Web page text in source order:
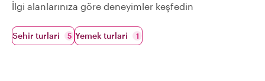
İlgi alanlarınıza göre deneyimler keşfedin
Sehir turlari 5 Yemek turlari 1